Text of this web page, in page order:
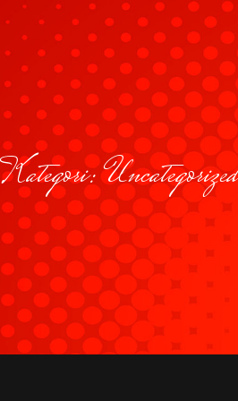
Kategori:Uncategorized